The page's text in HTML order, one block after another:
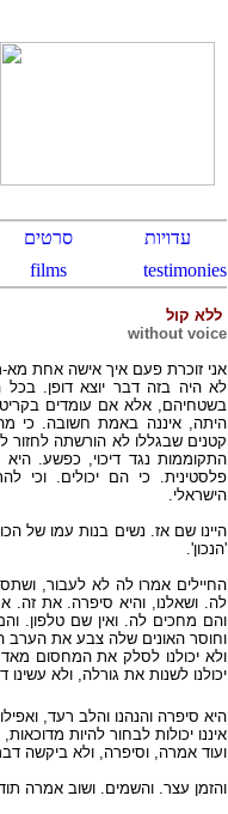
ללא קול
without voice
אני זוכרת פעם איך אישה אחת
לא היה בזה דבר יוצא דופן.
בשטחיהם, אלא אם עומדים
היתה, איננה באמת חשובה. כי
קטנים שבגללו לא הורשתה
התקוממות נגד דיכוי, כפשע.
פלסטינית. כי הם יכולים.
הישראלי.
היינו שם אז. נשים בנות עמו של
'הנכון'.
החיילים אמרו לה לא לעבור,
לה. ושאלנו, והיא סיפרה. את זה.
והם מחכים לה. ואין שם טלפון.
וחוסר האונים שלה צבע את הערב
ולא יכולנו לסלק את המחסום
יכולנו לשנות את גורלה, ולא
היא סיפרה והנהנו והלב רעד,
איננו יכולות לבחור להיות
ועוד אמרה, וסיפרה, ולא ביקשה
והזמן עצר. והשמים. ושוב אמרה